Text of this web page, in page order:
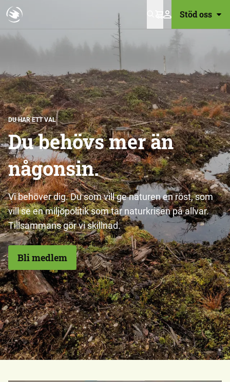
VarukorgStöd oss
DU HAR ETT VAL
Du behövs mer än
någonsin.
Vi behöver dig. Du som vill ge naturen en röst, som
vill se en miljöpolitik som tar naturkrisen på allvar.
Tillsammans gör vi skillnad.
Bli medlem